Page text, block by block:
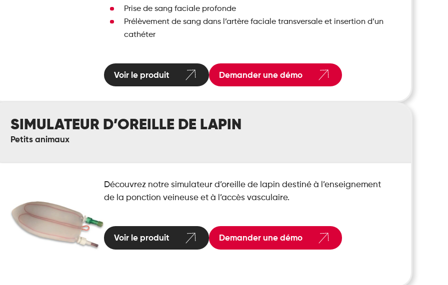
Prise de sang faciale profonde
Prélèvement de sang dans l’artère faciale transversale et insertion d’un
cathéter
Voir le produit Demander une démo
SIMULATEUR D’OREILLE DE LAPIN
Petits animaux
Découvrez notre simulateur d’oreille de lapin destiné à l’enseignement
de la ponction veineuse et à l’accès vasculaire.
Voir le produit Demander une démo